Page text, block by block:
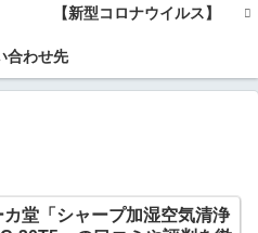
【新型コロナウイルス】
合わせ先
カ堂「シャープ加湿空気清浄